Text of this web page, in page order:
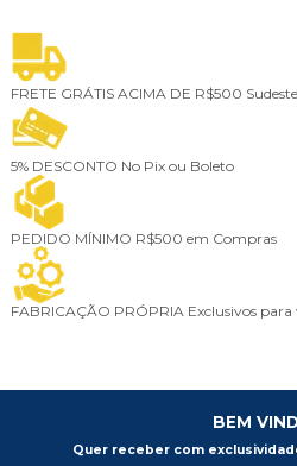
FRETE GRÁTIS ACIMA DE R$500
5% DESCONTO No Pix ou Boleto
PEDIDO MÍNIMO R$500 em Compras
FABRICAÇÃO PRÓPRIA Exclusivos para
BEM
Quer receber com